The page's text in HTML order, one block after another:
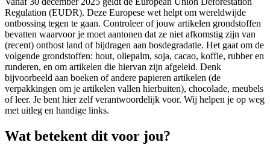
Regulation (EUDR). Deze Europese wet helpt om wereldwijde
ontbossing tegen te gaan. Controleer of jouw artikelen grondstoffen
bevatten waarvoor je moet aantonen dat ze niet afkomstig zijn van
(recent) ontbost land of bijdragen aan bosdegradatie. Het gaat om de
volgende grondstoffen: hout, oliepalm, soja, cacao, koffie, rubber en
runderen, en om artikelen die hiervan zijn afgeleid. Denk
bijvoorbeeld aan boeken of andere papieren artikelen (de
verpakkingen om je artikelen vallen hierbuiten), chocolade, meubels
of leer. Je bent hier zelf verantwoordelijk voor. Wij helpen je op weg
met uitleg en handige links.
Wat betekent dit voor jou?